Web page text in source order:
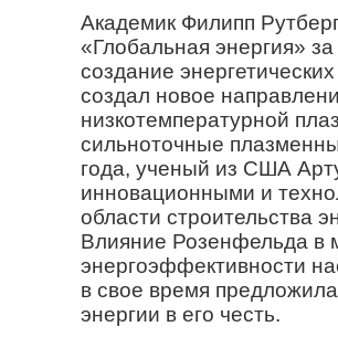
Академик Филипп
«Глобальная энергия»
создание
создал новое
низкотемпературной
сильноточные
года, ученый из США
инновационными и
области строительства
Влияние Розенфельда в
энергоэффективности
в свое время
энергии в его честь.